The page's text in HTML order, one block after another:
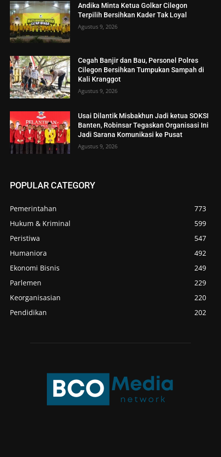
Andika Minta Ketua Golkar Cilegon
Terpilih Bersihkan Kader Tak Loyal
Agustus 9, 2026
Cegah Banjir dan Bau, Personel Polres
Cilegon Bersihkan Tumpukan Sampah di
Kali Kranggot
Agustus 9, 2026
Usai Dilantik Misbakhun Jadi ketua SOKSI
Banten, Robinsar Tegaskan Organisasi Ini
Jadi Sarana Komunikasi ke Pusat
Agustus 9, 2026
POPULAR CATEGORY
Pemerintahan
773
Hukum & Kriminal
599
Peristiwa
547
Humaniora
492
Ekonomi Bisnis
249
Parlemen
229
Keorganisasian
220
Pendidikan
202